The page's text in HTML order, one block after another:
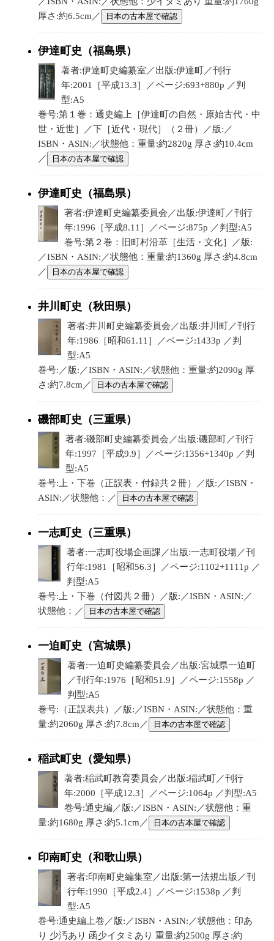
厚さ:約6.5cm／
日本の古本屋で確認
伊達町史（福島県）
著者:伊達町史編纂室／出版:伊達町／刊行
年:2001［平成13.3］／ページ:693+880p ／判
型:A5
巻号:第１巻：通史編上［伊達町の自然・原始古代・中
世・近世］／下［近代・現代］（２冊）／版:／
ISBN・ASIN:／状態他：重量:約2820g 厚さ:約10.4cm
／
日本の古本屋で確認
伊達町史（福島県）
著者:伊達町史編纂委員会／出版:伊達町／刊行
年:1996［平成8.11］／ページ:875p ／判型:A5
巻号:第２巻：旧町村沿革［生活・文化］／版:
／ISBN・ASIN:／状態他：重量:約1360g 厚さ:約4.8cm
／
日本の古本屋で確認
井川町史（秋田県）
著者:井川町史編纂委員会／出版:井川町／刊行
年:1986［昭和61.11］／ページ:1433p ／判
型:A5
巻号:／版:／ISBN・ASIN:／状態他：重量:約2090g 厚
さ:約7.8cm／
日本の古本屋で確認
磯部町史（三重県）
著者:磯部町史編纂委員会／出版:磯部町／刊行
年:1997［平成9.9］／ページ:1356+1340p ／判
型:A5
巻号:上・下巻（正誤表・付録共２冊）／版:／ISBN・
ASIN:／状態他：／
日本の古本屋で確認
一志町史（三重県）
著者:一志町役場企画課／出版:一志町役場／刊
行年:1981［昭和56.3］／ページ:1102+1111p ／
判型:A5
巻号:上・下巻（付図共２冊）／版:／ISBN・ASIN:／
状態他：／
日本の古本屋で確認
一迫町史（宮城県）
著者:一迫町史編纂委員会／出版:宮城県一迫町
／刊行年:1976［昭和51.9］／ページ:1558p ／
判型:A5
巻号:（正誤表共）／版:／ISBN・ASIN:／状態他：重
量:約2060g 厚さ:約7.8cm／
日本の古本屋で確認
稲武町史（愛知県）
著者:稲武町教育委員会／出版:稲武町／刊行
年:2000［平成12.3］／ページ:1064p ／判型:A5
巻号:通史編／版:／ISBN・ASIN:／状態他：重
量:約1680g 厚さ:約5.1cm／
日本の古本屋で確認
印南町史（和歌山県）
著者:印南町史編集室／出版:第一法規出版／刊
行年:1990［平成2.4］／ページ:1538p ／判
型:A5
巻号:通史編上巻／版:／ISBN・ASIN:／状態他：印あ
り 少汚あり 函少イタミあり 重量:約2500g 厚さ:約